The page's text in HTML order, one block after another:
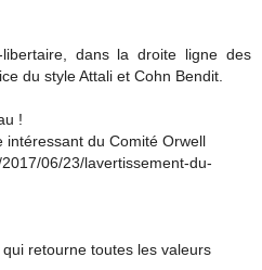
dans la droite ligne des
du style Attali et Cohn Bendit.
!
intéressant du Comité Orwell
06/23/lavertissement-du-
retourne toutes les valeurs